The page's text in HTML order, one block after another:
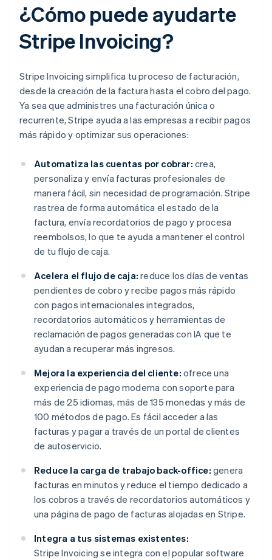
¿Cómo puede ayudarte
Stripe Invoicing?
Stripe Invoicing simplifica tu proceso de facturación,
desde la creación de la factura hasta el cobro del pago.
Ya sea que administres una facturación única o
recurrente, Stripe ayuda a las empresas a recibir pagos
más rápido y optimizar sus operaciones:
Automatiza las cuentas por cobrar: crea,
personaliza y envía facturas profesionales de
manera fácil, sin necesidad de programación. Stripe
rastrea de forma automática el estado de la
factura, envía recordatorios de pago y procesa
reembolsos, lo que te ayuda a mantener el control
de tu flujo de caja.
Acelera el flujo de caja: reduce los días de ventas
pendientes de cobro y recibe pagos más rápido
con pagos internacionales integrados,
recordatorios automáticos y herramientas de
reclamación de pagos generadas con IA que te
ayudan a recuperar más ingresos.
Mejora la experiencia del cliente: ofrece una
experiencia de pago moderna con soporte para
más de 25 idiomas, más de 135 monedas y más de
100 métodos de pago. Es fácil acceder a las
facturas y pagar a través de un portal de clientes
de autoservicio.
Reduce la carga de trabajo back-office: genera
facturas en minutos y reduce el tiempo dedicado a
los cobros a través de recordatorios automáticos y
una página de pago de facturas alojadas en Stripe.
Integra a tus sistemas existentes:
Stripe Invoicing se integra con el popular software